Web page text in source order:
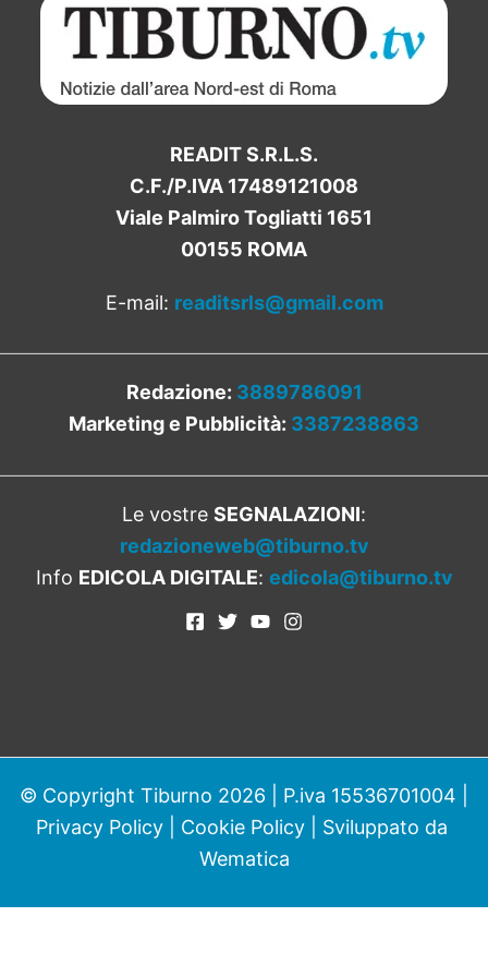
READIT S.R.L.S.
C.F./P.IVA 17489121008
Viale Palmiro Togliatti 1651
00155 ROMA
E-mail: readitsrls@gmail.com
Redazione: 3889786091
Marketing e Pubblicità: 3387238863
Le vostre SEGNALAZIONI:
redazioneweb@tiburno.tv
Info EDICOLA DIGITALE: edicola@tiburno.tv
© Copyright Tiburno 2026 | P.iva 15536701004 |
Privacy Policy| Cookie Policy| Sviluppato da
Wematica